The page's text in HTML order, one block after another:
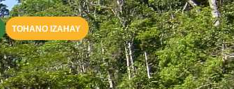
TOHANO IZAHAY